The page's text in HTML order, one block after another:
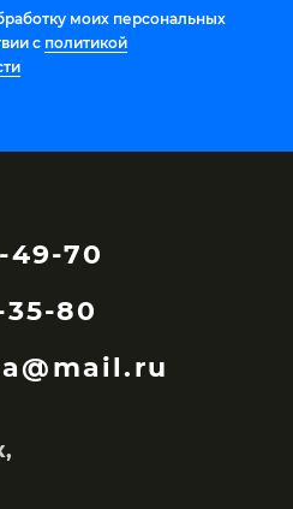
моих персональных
с политикой
49-70
35-80